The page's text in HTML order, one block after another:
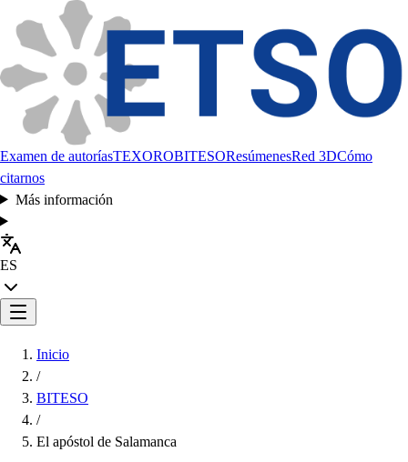
Examen de autoríasTEXOROBITESOResúmenesRed 3DCómo
citarnos
Más información
ES
Inicio
/
BITESO
/
El apóstol de Salamanca